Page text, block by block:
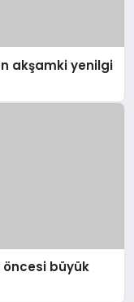
akşamki yenilgi
öncesi büyük